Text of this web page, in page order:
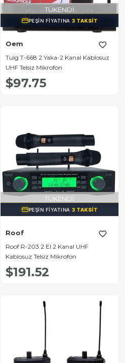
TÜKENDI
PEŞIN FIYATINA 3 TAKSIT
Oem
Tuig T-668 2 Yaka-2 Kanal Kablosuz
UHF Telsiz Mikrofon
$97.75
TÜKENDI
PEŞIN FIYATINA 3 TAKSIT
Roof
Roof R-203 2 El 2 Kanal UHF
Kablosuz Telsiz Mikrofon
$191.52